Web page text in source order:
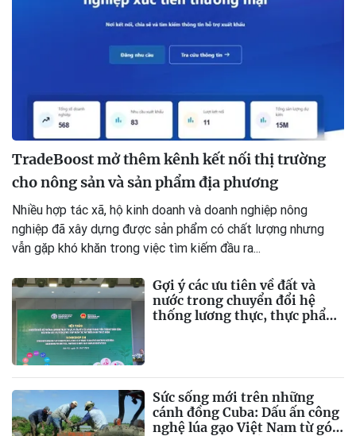
TradeBoost mở thêm kênh kết nối thị trường
cho nông sản và sản phẩm địa phương
Nhiều hợp tác xã, hộ kinh doanh và doanh nghiệp nông
nghiệp đã xây dựng được sản phẩm có chất lượng nhưng
vẫn gặp khó khăn trong việc tìm kiếm đầu ra...
Gợi ý các ưu tiên về đất và
nước trong chuyển đổi hệ
thống lương thực, thực phẩm
Sức sống mới trên những
cánh đồng Cuba: Dấu ấn công
nghệ lúa gạo Việt Nam từ góc